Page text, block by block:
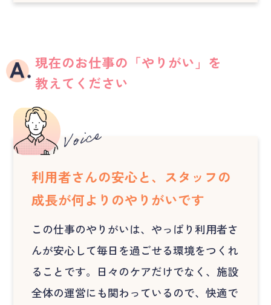
現在のお仕事の「やりがい」を
教えてください
利用者さんの安心と、スタッフの
成長が何よりのやりがいです
この仕事のやりがいは、やっぱり利用者さ
んが安心して毎日を過ごせる環境をつくれ
ることです。日々のケアだけでなく、施設
全体の運営にも関わっているので、快適で